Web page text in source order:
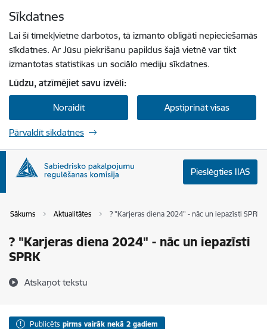
Sīkdatnes
Lai šī tīmekļvietne darbotos, tā izmanto obligāti nepieciešamās
sīkdatnes. Ar Jūsu piekrišanu papildus šajā vietnē var tikt
izmantotas statistikas un sociālo mediju sīkdatnes.
Lūdzu, atzīmējiet savu izvēli:
Noraidīt Apstiprināt visas
Pārvaldīt sīkdatnes
Pieslēgties IIAS
Sākums Aktualitātes ? "Karjeras diena 2024" - nāc un iepazīsti SPRK
? "Karjeras diena 2024" - nāc un iepazīsti
SPRK
Atskaņot tekstu
Publicēts pirms vairāk nekā 2 gadiem